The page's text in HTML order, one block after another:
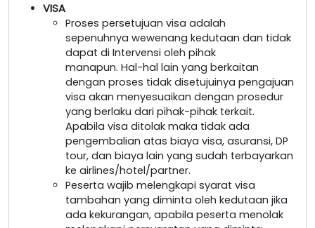
VISA
Proses persetujuan visa adalah
sepenuhnya wewenang kedutaan dan tidak
dapat di Intervensi oleh pihak
manapun. Hal-hal lain yang berkaitan
dengan proses tidak disetujuinya pengajuan
visa akan menyesuaikan dengan prosedur
yang berlaku dari pihak-pihak terkait.
Apabila visa ditolak maka tidak ada
pengembalian atas biaya visa, asuransi, DP
tour, dan biaya lain yang sudah terbayarkan
ke airlines/hotel/partner.
Peserta wajib melengkapi syarat visa
tambahan yang diminta oleh kedutaan jika
ada kekurangan, apabila peserta menolak